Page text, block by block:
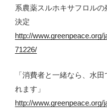
系農薬スルホキサフロル
決定
http://
71226/
「消費者と一緒なら、水
れます」
http://www.greenpeace.org/